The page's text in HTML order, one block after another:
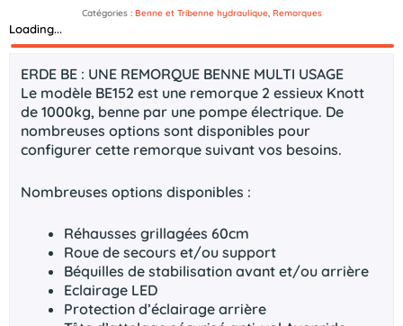
Catégories : Benne et Tribenne hydraulique, Remorques
Loading...
Description
ERDE BE : UNE REMORQUE BENNE MULTI USAGE
Le modèle BE152 est une remorque 2 essieux Knott
de 1000kg, benne par une pompe électrique. De
nombreuses options sont disponibles pour
configurer cette remorque suivant vos besoins.
Nombreuses options disponibles :
Réhausses grillagées 60cm
Roue de secours et/ou support
Béquilles de stabilisation avant et/ou arrière
Eclairage LED
Protection d’éclairage arrière